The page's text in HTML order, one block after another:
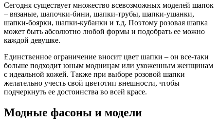
Сегодня существует множество всевозможных моделей шапок
– вязаные, шапочки-бини, шапки-трубы, шапки-ушанки,
шапки-боярки, шапки-кубанки и т.д. Поэтому розовая шапка
может быть абсолютно любой формы и подобрать ее можно
каждой девушке.
Единственное ограничение вносит цвет шапки – он все-таки
больше подходит юным модницам или ухоженным женщинам
с идеальной кожей. Также при выборе розовой шапки
желательно учесть свой цветотип внешности, чтобы
подчеркнуть ее достоинства во всей красе.
Модные фасоны и модели